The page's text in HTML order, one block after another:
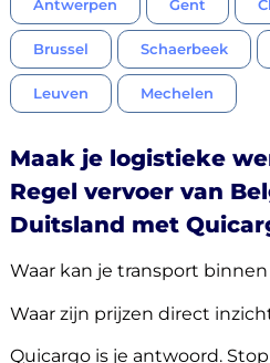
Antwerpen Gent
Brussel Schaerbeek
Leuven Mechelen
Maak je logistieke
Regel vervoer van
Duitsland met
Waar kan je transport
Waar zijn prijzen direct
Quicargo is je antwoord.